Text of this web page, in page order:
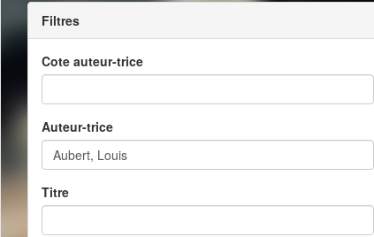
Filtres
Cote auteur-trice
Auteur-trice
Titre